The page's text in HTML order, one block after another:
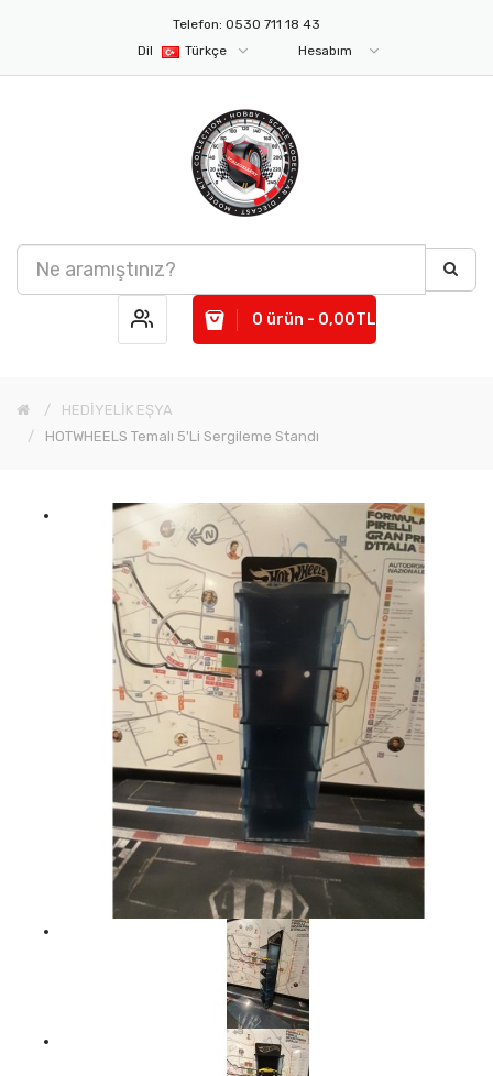
Telefon: 0530 711 18 43
Dil
Türkçe Hesabım
0 ürün - 0,00TL
HEDİYELİK EŞYA
HOTWHEELS Temalı 5'li Sergileme Standı